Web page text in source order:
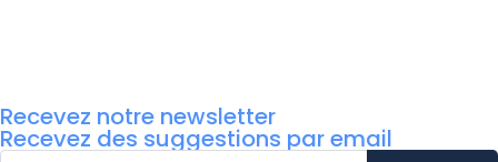
Recevez notre newsletter
Recevez des suggestions par email